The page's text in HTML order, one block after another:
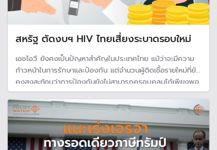
สหรัฐ ตัดงบฯ HIV ไทยเสี่ยงระบาดรอบใหม่
เอชไอวี ยังคงเป็นปัญหาสำคัญในประเทศไทย แม้ว่าจะมีความ
ก้าวหน้าในการรักษาและป้องกัน แต่จำนวนผู้ติดเชื้อรายใหม่ที่ยัง
คงสูงสะท้อนว่าการป้องกันยังไม่สามารถครอบคลุมได้เพียงพอ